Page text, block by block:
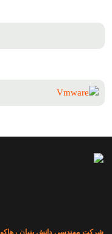
شرکت مهندسی دانش بنیان رهاکو